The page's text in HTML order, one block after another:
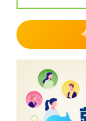
このように、
果という順番
短所を前向き
さらに、こう
であり、面接
課題をしっか
という強い印